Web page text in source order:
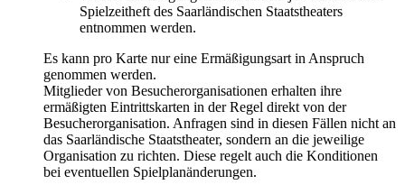
Spielzeitheft des Saarländischen Staatstheaters
entnommen werden.
Es kann pro Karte nur eine Ermäßigungsart in Anspruch
genommen werden.
Mitglieder von Besucherorganisationen erhalten ihre
ermäßigten Eintrittskarten in der Regel direkt von der
Besucherorganisation. Anfragen sind in diesen Fällen nicht an
das Saarländische Staatstheater, sondern an die jeweilige
Organisation zu richten. Diese regelt auch die Konditionen
bei eventuellen Spielplanänderungen.